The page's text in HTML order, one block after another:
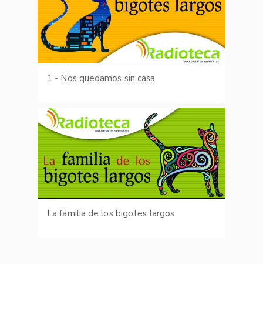
1 - Nos quedamos sin casa
La familia de los bigotes largos